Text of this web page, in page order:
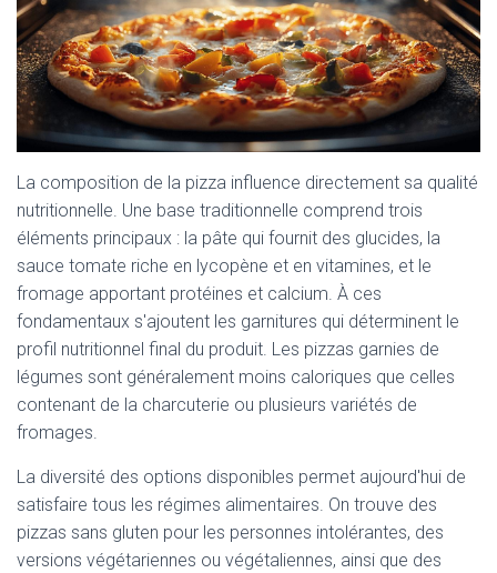
La composition de la pizza influence directement sa qualité
nutritionnelle. Une base traditionnelle comprend trois
éléments principaux : la pâte qui fournit des glucides, la
sauce tomate riche en lycopène et en vitamines, et le
fromage apportant protéines et calcium. À ces
fondamentaux s'ajoutent les garnitures qui déterminent le
profil nutritionnel final du produit. Les pizzas garnies de
légumes sont généralement moins caloriques que celles
contenant de la charcuterie ou plusieurs variétés de
fromages.
La diversité des options disponibles permet aujourd'hui de
satisfaire tous les régimes alimentaires. On trouve des
pizzas sans gluten pour les personnes intolérantes, des
versions végétariennes ou végétaliennes, ainsi que des